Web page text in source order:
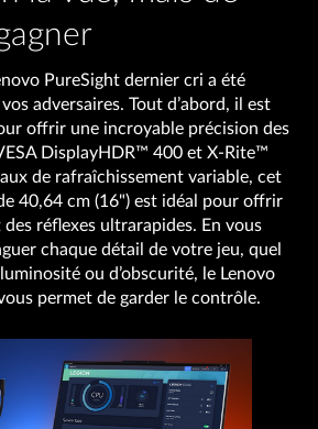
PureSight dernier cri a été
adversaires. Tout d’abord, il est
offrir une incroyable précision des
DisplayHDR™ 400 et X-Rite™
de rafraîchissement variable, cet
40,64 cm (16") est idéal pour offrir
des réflexes ultrarapides. En vous
chaque détail de votre jeu, quel
ou d’obscurité, le Lenovo
permet de garder le contrôle.